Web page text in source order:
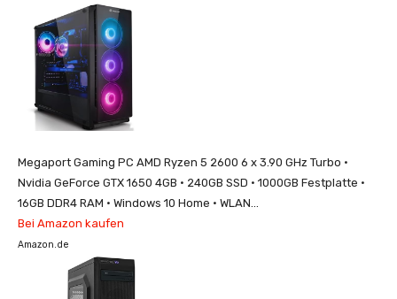
Megaport Gaming PC AMD Ryzen 5 2600 6 x 3.90 GHz Turbo •
Nvidia GeForce GTX 1650 4GB • 240GB SSD • 1000GB Festplatte •
16GB DDR4 RAM • Windows 10 Home • WLAN...
Bei Amazon kaufen
Amazon.de